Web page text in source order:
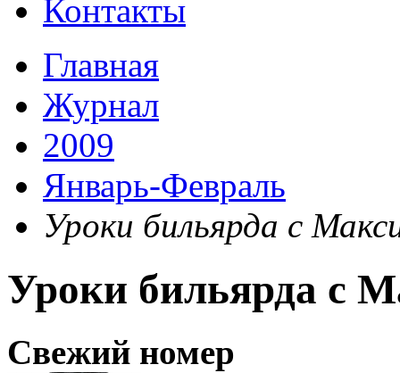
Контакты
Главная
Журнал
2009
Январь-Февраль
Уроки бильярда с
Уроки бильярда с
Свежий номер